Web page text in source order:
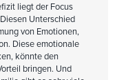
liegt der Focus
Unterschied
von Emotionen,
Diese emotionale
könnte den
bringen. Und